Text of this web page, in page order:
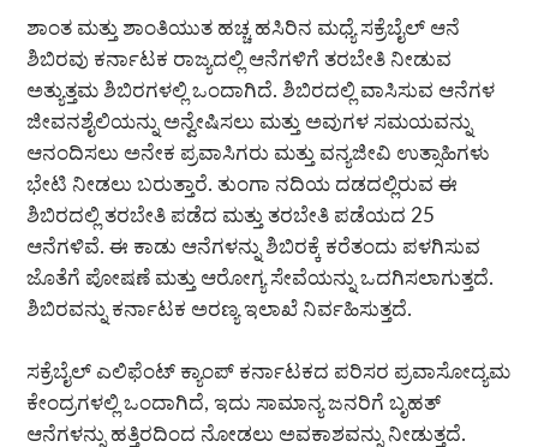
ಶಾಂತ ಮತ್ತು ಶಾಂತಿಯುತ ಹಚ್ಚ ಹಸಿರಿನ ಮಧ್ಯೆ ಸಕ್ರೆಬೈಲ್ ಆನೆ
ಶಿಬಿರವು ಕರ್ನಾಟಕ ರಾಜ್ಯದಲ್ಲಿ ಆನೆಗಳಿಗೆ ತರಬೇತಿ ನೀಡುವ
ಅತ್ಯುತ್ತಮ ಶಿಬಿರಗಳಲ್ಲಿ ಒಂದಾಗಿದೆ. ಶಿಬಿರದಲ್ಲಿ ವಾಸಿಸುವ ಆನೆಗಳ
ಜೀವನಶೈಲಿಯನ್ನು ಅನ್ವೇಷಿಸಲು ಮತ್ತು ಅವುಗಳ ಸಮಯವನ್ನು
ಆನಂದಿಸಲು ಅನೇಕ ಪ್ರವಾಸಿಗರು ಮತ್ತು ವನ್ಯಜೀವಿ ಉತ್ಸಾಹಿಗಳು
ಭೇಟಿ ನೀಡಲು ಬರುತ್ತಾರೆ. ತುಂಗಾ ನದಿಯ ದಡದಲ್ಲಿರುವ ಈ
ಶಿಬಿರದಲ್ಲಿ ತರಬೇತಿ ಪಡೆದ ಮತ್ತು ತರಬೇತಿ ಪಡೆಯದ 25
ಆನೆಗಳಿವೆ. ಈ ಕಾಡು ಆನೆಗಳನ್ನು ಶಿಬಿರಕ್ಕೆ ಕರೆತಂದು ಪಳಗಿಸುವ
ಜೊತೆಗೆ ಪೋಷಣೆ ಮತ್ತು ಆರೋಗ್ಯ ಸೇವೆಯನ್ನು ಒದಗಿಸಲಾಗುತ್ತದೆ.
ಶಿಬಿರವನ್ನು ಕರ್ನಾಟಕ ಅರಣ್ಯ ಇಲಾಖೆ ನಿರ್ವಹಿಸುತ್ತದೆ.
ಸಕ್ರೆಬೈಲ್ ಎಲಿಫೆಂಟ್ ಕ್ಯಾಂಪ್ ಕರ್ನಾಟಕದ ಪರಿಸರ ಪ್ರವಾಸೋದ್ಯಮ
ಕೇಂದ್ರಗಳಲ್ಲಿ ಒಂದಾಗಿದೆ, ಇದು ಸಾಮಾನ್ಯ ಜನರಿಗೆ ಬೃಹತ್
ಆನೆಗಳನ್ನು ಹತ್ತಿರದಿಂದ ನೋಡಲು ಅವಕಾಶವನ್ನು ನೀಡುತ್ತದೆ.